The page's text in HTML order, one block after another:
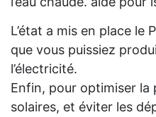
L’état a mis en place le
que vous puissiez
l’électricité.
Enfin, pour optimiser la
solaires, et éviter les